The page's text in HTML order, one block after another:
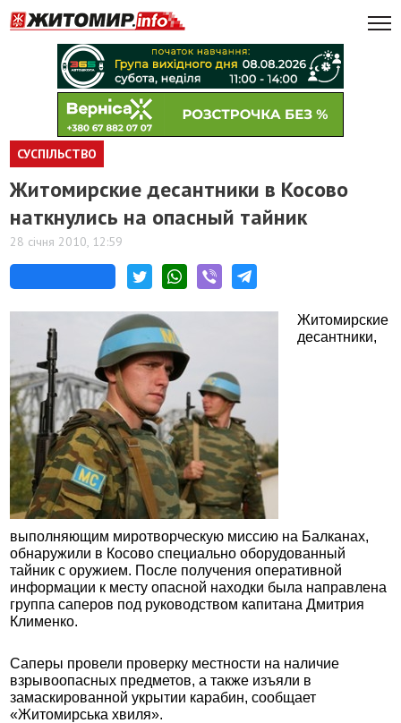
СУСПІЛЬСТВО
Житомирские десантники в Косово
наткнулись на опасный тайник
28 січня 2010, 12:59
Житомирские
десантники,
выполняющим миротворческую миссию на Балканах,
обнаружили в Косово специально оборудованный
тайник с оружием. После получения оперативной
информации к месту опасной находки была направлена
группа саперов под руководством капитана Дмитрия
Клименко.
Саперы провели проверку местности на наличие
взрывоопасных предметов, а также изъяли в
замаскированной укрытии карабин, сообщает
«Житомирська хвиля».